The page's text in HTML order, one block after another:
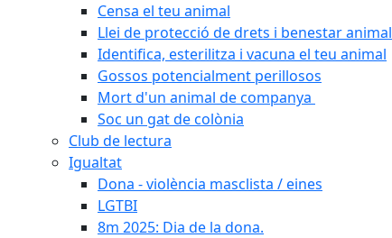
Censa el teu animal
Llei de protecció de drets i benestar animal
Identifica, esterilitza i vacuna el teu animal
Gossos potencialment perillosos
Mort d'un animal de companya
Soc un gat de colònia
Club de lectura
Igualtat
Dona - violència masclista / eines
LGTBI
8m 2025: Dia de la dona.